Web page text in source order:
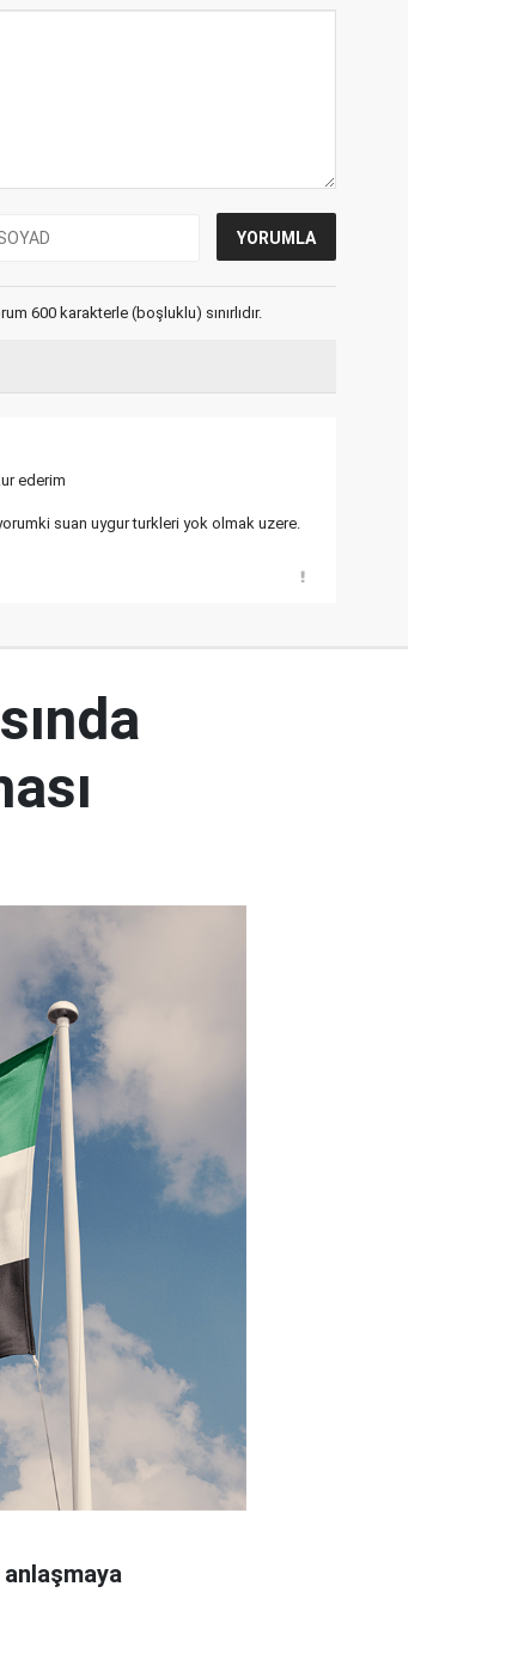
600 karakterle (boşluklu) sınırlıdır.
ederim
suan uygur turkleri yok olmak uzere.